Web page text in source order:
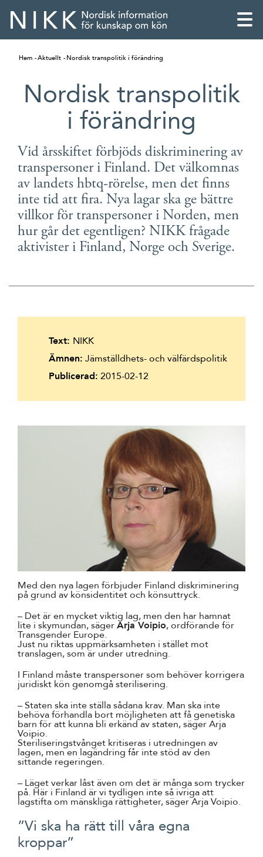
English
Skandinaviska
Hem Aktuellt Nordisk transpolitik i förändring
Nordisk transpolitik
i förändring
Vid årsskiftet förbjöds diskriminering av
transpersoner i Finland. Det välkomnas
av landets hbtq-rörelse, men det finns
inte tid att fira. Nya lagar ska ge bättre
villkor för transpersoner i Norden, men
hur går det egentligen? NIKK frågade
aktivister i Finland, Norge och Sverige.
Med den nya lagen förbjuder Finland diskriminering
på grund av könsidentitet och könsuttryck.
– Det är en mycket viktig lag, men den har hamnat
lite i skymundan, sägerArja Voipio, ordförande för
Transgender Europe.
Just nu riktas uppmärksamheten i stället mot
translagen, som är under utredning.
I Finland måste transpersoner som behöver korrigera
juridiskt kön genomgå sterilisering.
– Staten ska inte ställa sådana krav. Man ska inte
behöva förhandla bort möjligheten att få genetiska
barn för att kunna bli erkänd av staten, säger Arja
Voipio.
Steriliseringstvånget kritiseras i utredningen av
lagen, men en lagändring får inte stöd av den
sittande regeringen.
– Läget verkar låst även om det är många som trycker
på. Här i Finland är vi tydligen inte så ivriga att
lagstifta om mänskliga rättigheter, säger Arja Voipio.
”Vi ska ha rätt till våra egna
kroppar”
Text: NIKK
Ämnen: Jämställdhets- och välfärdspolitik
Publicerad: 2015-02-12